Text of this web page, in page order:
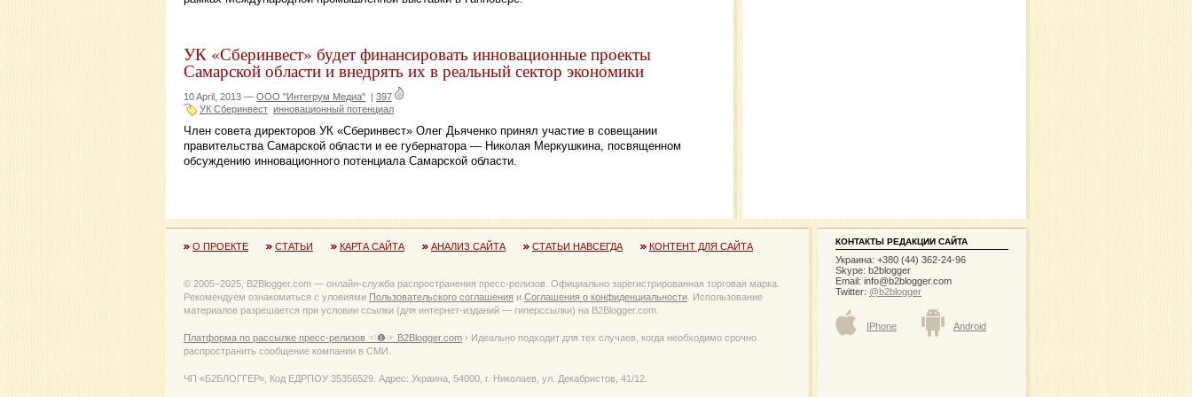
УК «Сберинвест» будет финансировать инновационные проекты
Самарской области и внедрять их в реальный сектор экономики
10 April, 2013 — ООО "Интегрум Медиа"
397
УК Сберинвест инновационный потенциал
Член совета директоров УК «Сберинвест» Олег Дьяченко принял участие в совещании
правительства Самарской области и ее губернатора — Николая Меркушкина, посвященном
обсуждению инновационного потенциала Самарской области.
О ПРОЕКТЕ СТАТЬИ КАРТА САЙТА АНАЛИЗ САЙТА СТАТЬИ НАВСЕГДА КОНТЕНТ ДЛЯ САЙТА
© 2005−2025, B2Blogger.com — онлайн-служба распространения пресс-релизов. Официально зарегистрированная торговая марка.
Рекомендуем ознакомиться с уловиями Пользовательского соглашения и Соглашения о конфиденциальности . Использование
материалов разрешается при условии ссылки (для интернет-изданий — гиперссылки) на B2Blogger.com.
Платформа по рассылке пресс-релизов ☜❶☞ B2Blogger.com › Идеально подходит для тех случаев, когда необходимо срочно
распространить сообщение компании в СМИ.
ЧП «Б2БЛОГГЕР», Код ЕДРПОУ 35356529. Адрес: Украина, 54000, г. Николаев, ул. Декабристов, 41/12.
КОНТАКТЫ РЕДАКЦИИ САЙТА
Украина: +380 (44) 362-24-96
Skype: b2blogger
Email: info@b2blogger.com
Twitter: @b2blogger
IPhone Android